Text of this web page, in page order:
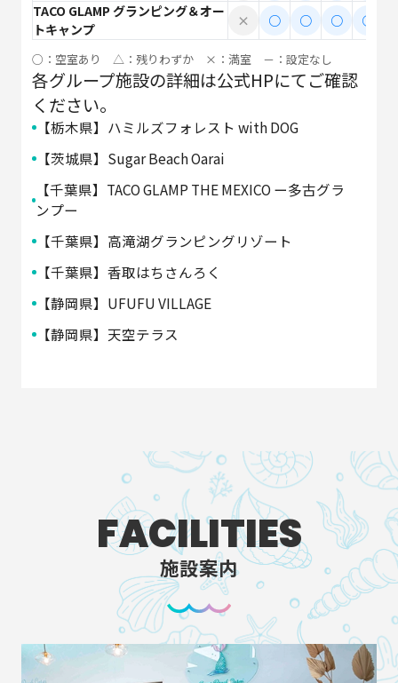
TACO GLAMP グランピング＆オー
トキャンプ
× ○ ○ ○ ○
○：空室あり △：残りわずか ×：満室 －：設定なし
各グループ施設の詳細は公式HPにてご確認
ください。
【栃木県】ハミルズフォレスト with DOG
【茨城県】Sugar Beach Oarai
【千葉県】TACO GLAMP THE MEXICO ー多古グラ
ンプー
【千葉県】高滝湖グランピングリゾート
【千葉県】香取はちさんろく
【静岡県】UFUFU VILLAGE
【静岡県】天空テラス
FACILITIES
施設案内